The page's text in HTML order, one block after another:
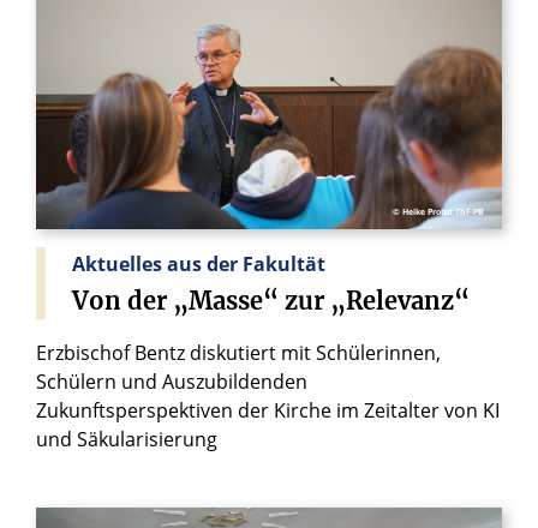
© Heike Probst ThF-PB
Aktuelles aus der Fakultät
Von der „Masse“ zur „Relevanz“
Erzbischof Bentz diskutiert mit Schülerinnen,
Schülern und Auszubildenden
Zukunftsperspektiven der Kirche im Zeitalter von KI
und Säkularisierung